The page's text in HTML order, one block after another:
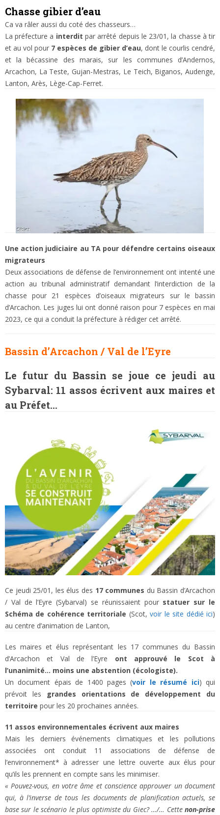
Chasse gibier d’eau
Ca va râler aussi du coté des chasseurs…
La préfecture a interdit par arrêté depuis le 23/01, la chasse à tir
et au vol pour 7 espèces de gibier d’eau, dont le courlis cendré,
et la bécassine des marais, sur les communes d’Andernos,
Arcachon, La Teste, Gujan-Mestras, Le Teich, Biganos, Audenge,
Lanton, Arès, Lège-Cap-Ferret.
Une action judiciaire au TA pour défendre certains oiseaux
migrateurs
Deux associations de défense de l’environnement ont intenté une
action au tribunal administratif demandant l’interdiction de la
chasse pour 21 espèces d’oiseaux migrateurs sur le bassin
d’Arcachon. Les juges lui ont donné raison pour 7 espèces en mai
2023, ce qui a conduit la préfecture à rédiger cet arrêté.
Bassin d’Arcachon / Val de l’Eyre
Le futur du Bassin se joue ce jeudi au
Sybarval: 11 assos écrivent aux maires et
au Préfet…
Ce jeudi 25/01, les élus des 17 communes du Bassin d’Arcachon
/ Val de l’Eyre (Sybarval) se réunissaient pour statuer sur le
Schéma de cohérence territoriale (Scot,voir le site dédié ici)
au centre d’animation de Lanton,
Les maires et élus représentant les 17 communes du Bassin
d’Arcachon et Val de l’Eyre ont approuvé le Scot à
l’unanimité… moins une abstention (écologiste).
Un document épais de 1400 pages (voir le résumé ici) qui
prévoit les
grandes orientations de développement du
territoire pour les 20 prochaines années.
11 assos environnementales écrivent aux maires
Mais les derniers événements climatiques et les pollutions
associées ont conduit 11 associations de défense de
l’environnement* à adresser une lettre ouverte aux élus pour
qu’ils les prennent en compte sans les minimiser.
« Pouvez-vous, en votre âme et conscience approuver un document
qui, à l’inverse de tous les documents de planification actuels, se
base sur le scénario le plus optimiste du Giec? …/… Cettenon-prise